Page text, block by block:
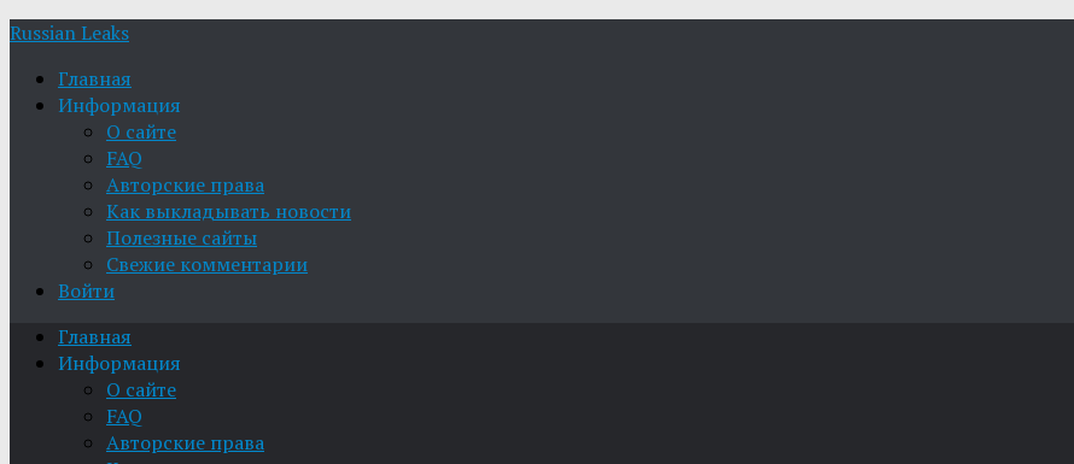
Russian Leaks
Главная
Информация
О сайте
FAQ
Авторские права
Как выкладывать новости
Полезные сайты
Свежие комментарии
Войти
Главная
Информация
О сайте
FAQ
Авторские права